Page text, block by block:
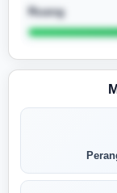
Ruang
Masuk